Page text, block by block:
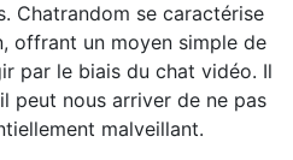
Chatrandom se caractérise
offrant un moyen simple de
par le biais du chat vidéo. Il
peut nous arriver de ne pas
malveillant.